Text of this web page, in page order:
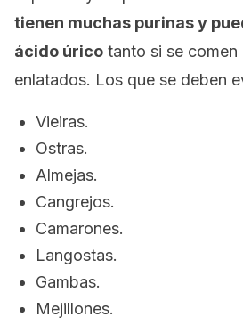
tienen muchas purinas y
ácido úrico tanto si se comen
enlatados. Los que se deben
Vieiras.
Ostras.
Almejas.
Cangrejos.
Camarones.
Langostas.
Gambas.
Mejillones.